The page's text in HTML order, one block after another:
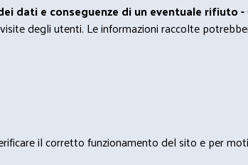
dati e conseguenze di un eventuale rifiuto -
degli utenti. Le informazioni raccolte
il corretto funzionamento del sito e per